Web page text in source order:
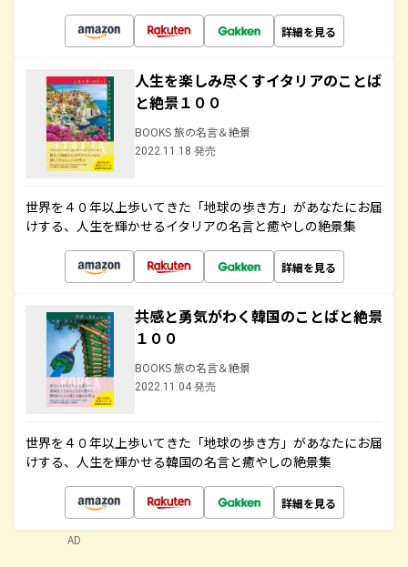
詳細を見る
人生を楽しみ尽くすイタリアのことば
と絶景１００
BOOKS 旅の名言＆絶景
2022.11.18 発売
世界を４０年以上歩いてきた「地球の歩き方」があなたにお届
けする、人生を輝かせるイタリアの名言と癒やしの絶景集
詳細を見る
共感と勇気がわく韓国のことばと絶景
１００
BOOKS 旅の名言＆絶景
2022.11.04 発売
世界を４０年以上歩いてきた「地球の歩き方」があなたにお届
けする、人生を輝かせる韓国の名言と癒やしの絶景集
詳細を見る
AD